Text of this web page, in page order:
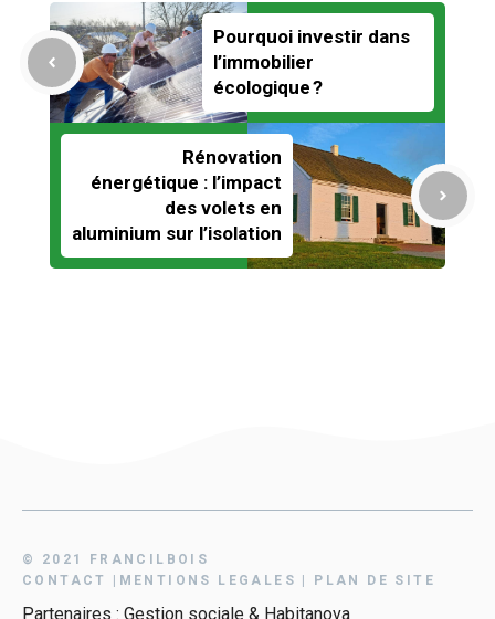
Pourquoi investir dans
l’immobilier
écologique ?
Rénovation
énergétique : l’impact
des volets en
aluminium sur l’isolation
© 2021 FRANCILBOIS
CONTACT MENTIONS LEGALES PLAN DE SITE
Partenaires : Gestion sociale & Habitanova